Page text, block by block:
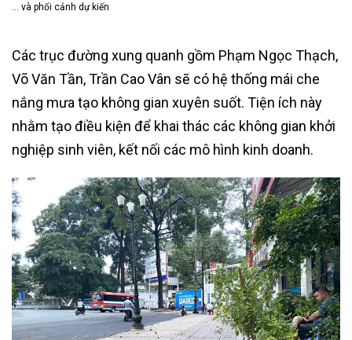
… và phối cảnh dự kiến
Các trục đường xung quanh gồm Phạm Ngọc Thạch,
Võ Văn Tần, Trần Cao Vân sẽ có hệ thống mái che
nắng mưa tạo không gian xuyên suốt. Tiện ích này
nhằm tạo điều kiện để khai thác các không gian khởi
nghiệp sinh viên, kết nối các mô hình kinh doanh.